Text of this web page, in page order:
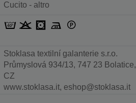
Cucito - altro
Stoklasa textilní galanterie s.r.o.
Průmyslová 934/13, 747 23 Bolatice,
CZ
www.stoklasa.it, eshop@stoklasa.it